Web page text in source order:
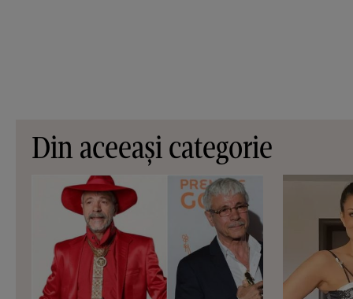
Din aceeași categorie